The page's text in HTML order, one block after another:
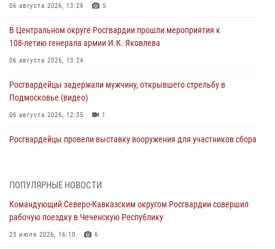
06 августа 2026, 13:29 5
В Центральном округе Росгвардии прошли мероприятия к
108‑летию генерала армии И.К. Яковлева
06 августа 2026, 13:24
Росгвардейцы задержали мужчину, открывшего стрельбу в
Подмосковье (видео)
06 августа 2026, 12:35 1
Росгвардейцы провели выставку вооружения для участников сбора
второй годовщине вторжения ВСУ на территорию области
06 августа 2026, 11:56
ПОПУЛЯРНЫЕ НОВОСТИ
Командующий Северо-Кавказским округом Росгвардии совершил
рабочую поездку в Чеченскую Республику
23 июля 2026, 16:10 6